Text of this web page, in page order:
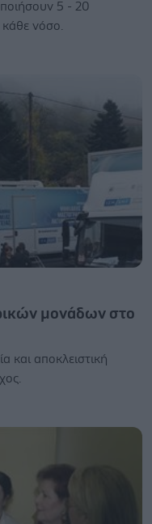
5 - 20
νόσο.
μονάδων στο
και αποκλειστική